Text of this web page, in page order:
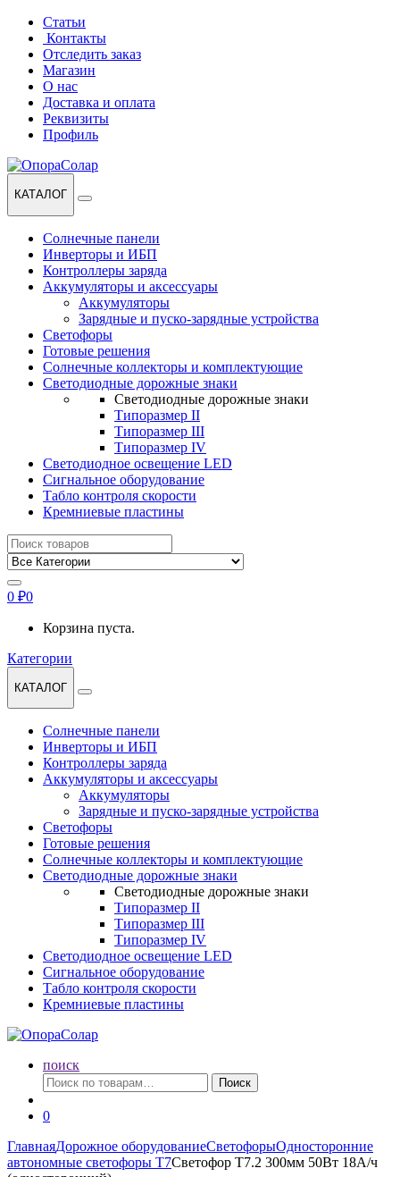
Перейти
навигации
Перейти
содержанию
Статьи
Контакты
Отследить заказ
Магазин
О нас
Доставка и оплата
Реквизиты
Профиль
КАТАЛОГ
Солнечные панели
Инверторы и ИБП
Контроллеры заряда
Аккумуляторы и аксессуары
Аккумуляторы
Зарядные и пуско-зарядные устройства
Светофоры
Готовые решения
Солнечные коллекторы и комплектующие
Светодиодные дорожные знаки
Светодиодные дорожные знаки
Типоразмер II
Типоразмер III
Типоразмер IV
Светодиодное освещение LED
Сигнальное оборудование
Табло контроля скорости
Кремниевые пластины
Найти:
0 ₽0
Корзина пуста.
Категории
КАТАЛОГ
Солнечные панели
Инверторы и ИБП
Контроллеры заряда
Аккумуляторы и аксессуары
Аккумуляторы
Зарядные и пуско-зарядные устройства
Светофоры
Готовые решения
Солнечные коллекторы и комплектующие
Светодиодные дорожные знаки
Светодиодные дорожные знаки
Типоразмер II
Типоразмер III
Типоразмер IV
Светодиодное освещение LED
Сигнальное оборудование
Табло контроля скорости
Кремниевые пластины
поиск
Искать:
Поиск
0
ГлавнаяДорожное оборудованиеСветофорыОдносторонние
автономные светофоры Т7Светофор Т7.2 300мм 50Вт 18А/ч